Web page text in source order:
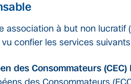
association à but non lucratif
vu confier les services
des Consommateurs (CEC)
des Consommateurs